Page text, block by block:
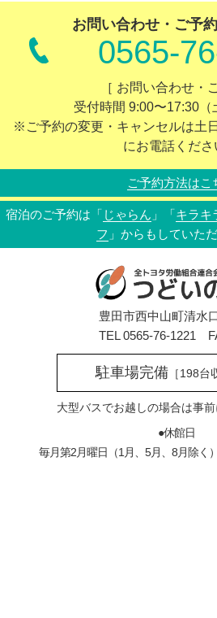
お問い合わせ・ご予
0565-
［ お問い合わせ・
受付時間 9:00〜17:30（
※ご予約の変更・キャンセルは土
にお電話くださ
ご予約方法はこ
宿泊のご予約は「 じゃらん 」「キラ
フ 」からもしていた
豊田市西中山町清水
TEL 0565-76-1221
駐車場完備 ［198台
大型バスでお越しの場合は事
●休館日
毎月第2月曜日（1月、5月、8月除く